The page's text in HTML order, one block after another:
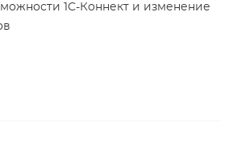
1С-Коннект и изменение